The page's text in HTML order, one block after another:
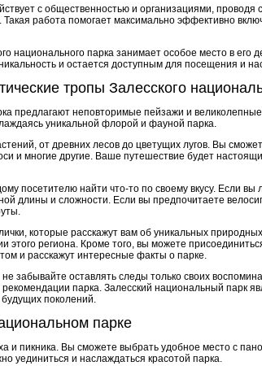
с общественностью и организациями,
работа помогает максимально эффективно
национального парка занимает особое место в его
и остается доступным для посещения и
тропы Залесского
предлагают неповторимые пейзажи и
уникальной флорой и фауной парка.
от древних лесов до цветущих лугов. Вы
и многие другие. Ваше путешествие будет
посетителю найти что-то по своему вкусу. Если вы
длины и сложности. Если вы предпочитаете
которые расскажут вам об уникальных
региона. Кроме того, вы можете
и расскажут интересные факты о парке.
забывайте оставлять следы только своих
парка. Залесский национальный парк
поколений.
парке
и пикника. Вы сможете выбрать удобное место с
уединиться и наслаждаться красотой парка.